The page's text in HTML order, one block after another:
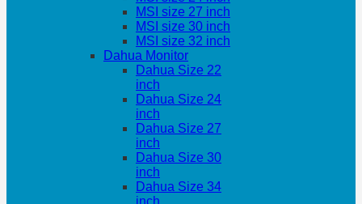
MSI size 27 inch
MSI size 30 inch
MSI size 32 inch
Dahua Monitor
Dahua Size 22
inch
Dahua Size 24
inch
Dahua Size 27
inch
Dahua Size 30
inch
Dahua Size 34
inch